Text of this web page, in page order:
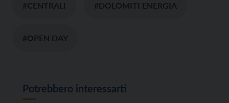
#CENTRALI #DOLOMITI ENERGIA
#OPEN DAY
Potrebbero interessarti